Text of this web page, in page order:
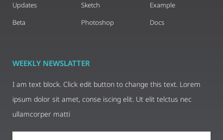
Updates
Beta
Sketch
Photoshop
Example
Docs
WEEKLY NEWSLATTER
I am text block. Click edit button to change this text. Lorem
ipsum dolor sit amet, conse iscing elit. Ut elit telctus nec
ullamcorper matti